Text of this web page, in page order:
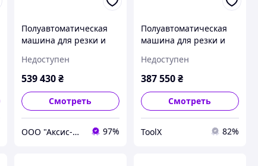
Полуавтоматическая
машина для резки и
SSA500GH-PRO/S
Недоступен
539 430 ₴
Смотреть
ООО "Аксис-Буд" 97%
Полуавтоматическая
машина для резки и
SSA 500G
Недоступен
387 550₴
Смотреть
ToolX 82%